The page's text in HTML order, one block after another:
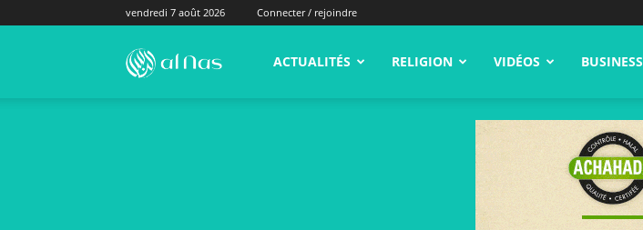
vendredi 7 août 2026 Connecter / rejoindre
alNas.fr ACTUALITÉS RELIGION VIDÉOS BUSINESS